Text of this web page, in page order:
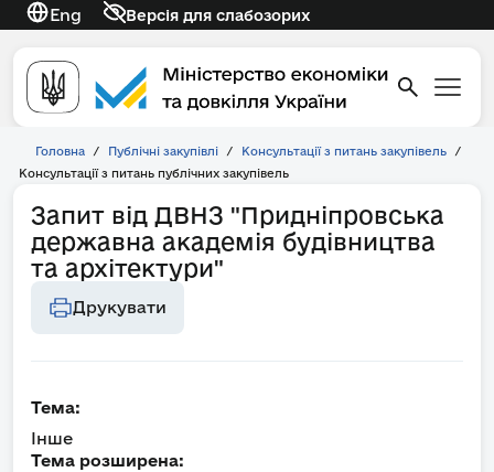
Eng Версія для слабозорих
Головна / Публічні закупівлі / Консультації з питань закупівель
/
Консультації з питань публічних закупівель
Запит від ДВНЗ "Придніпровська
державна академія будівництва
та архітектури"
Друкувати
Тема:
Інше
Тема розширена: